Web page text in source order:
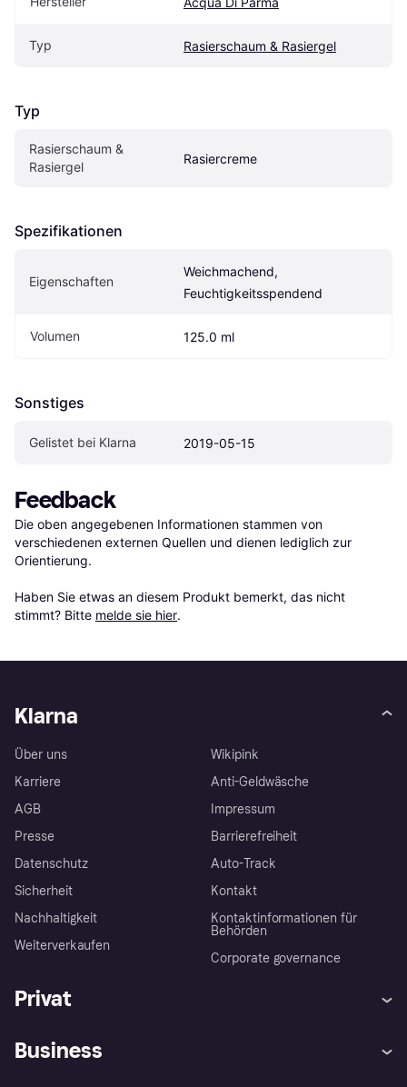
Typ Rasierschaum & Rasiergel
Typ
Rasierschaum &
Rasiergel
Rasiercreme
Spezifikationen
Eigen­schaften
Weichmachend,
Feuchtigkeitsspendend
Volumen 125.0 ml
Sonstiges
Gelistet bei Klarna 2019-05-15
Feedback
Die oben angegebenen Informationen stammen von
verschiedenen externen Quellen und dienen lediglich zur
Orientierung.
Haben Sie etwas an diesem Produkt bemerkt, das nicht
stimmt? Bitte melde sie hier.
Klarna
Über uns
Karriere
AGB
Presse
Datenschutz
Sicherheit
Nachhaltigkeit
Weiterverkaufen
Wikipink
Anti-Geldwäsche
Impressum
Barrierefreiheit
Auto-Track
Kontakt
Kontaktinformationen für
Behörden
Corporate governance
Privat
Business